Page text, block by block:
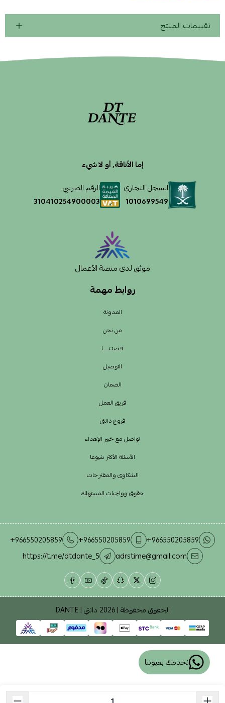
تقييمات المنتج
روابط مهمة
المدونة
من نحن
قـصـتـنــــــا
التوصيل
الضمان
فريق العمل
فروع دانتي
تواصل مع خبير الإهداء
الأسئلة الأكثر شيوعا
الشكاوى والمقترحات
حقوق وواجبات المستهلك
إما الأناقة, أو لا شيء
السجل التجاري
1010699549
الرقم الضريبي
310410254900003
موثق لدى منصة الأعمال
+966550205859
+966550205859
+966550205859
adrstime@gmail.com
https://t.me/dtdante_5
الحقوق محفوظة | 2026 دانتي | DANTE
نخدمك بعيوننا